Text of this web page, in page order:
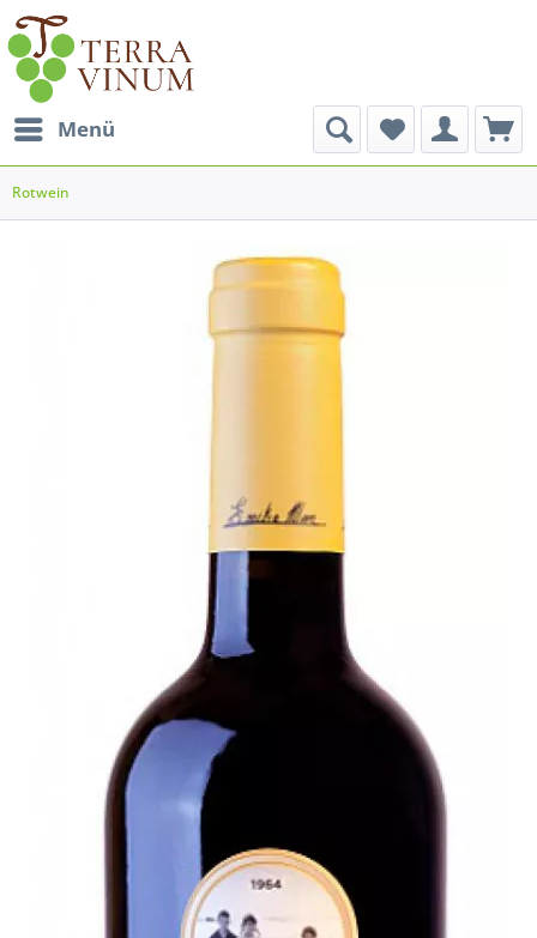
Menü
Rotwein